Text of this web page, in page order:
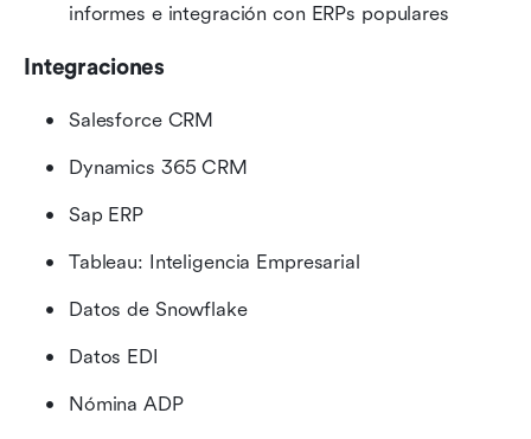
informes e integración con ERPs populares
Integraciones
Salesforce CRM
Dynamics 365 CRM
Sap ERP
Tableau: Inteligencia Empresarial
Datos de Snowflake
Datos EDI
Nómina ADP